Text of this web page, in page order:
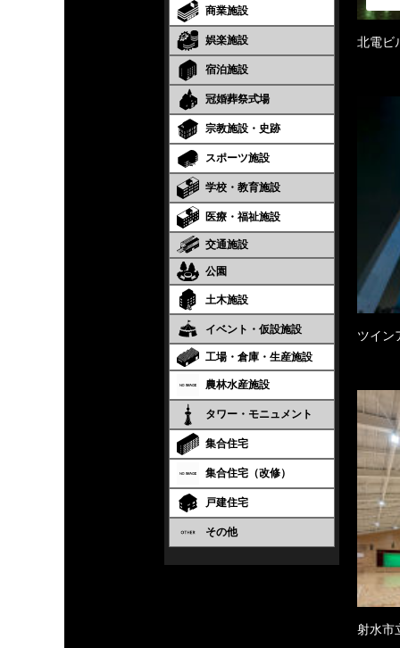
商業施設
娯楽施設
宿泊施設
冠婚葬祭式場
宗教施設・史跡
スポーツ施設
学校・教育施設
医療・福祉施設
交通施設
公園
土木施設
イベント・仮設施設
工場・倉庫・生産施設
農林水産施設
タワー・モニュメント
集合住宅
集合住宅（改修）
戸建住宅
その他
北電ビ
ツイン
射水市